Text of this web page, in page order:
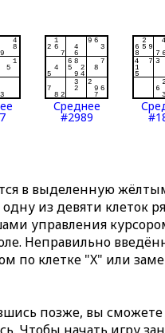
Среднее
#2989
в выделенную
из девяти клеток
управления
Неправильно
по клетке "X" или
позже, вы сможете